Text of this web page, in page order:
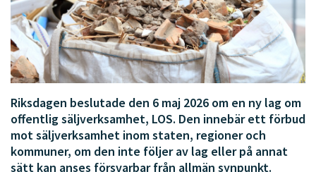
Riksdagen beslutade den 6 maj 2026 om en ny lag om
offentlig säljverksamhet, LOS. Den innebär ett förbud
mot säljverksamhet inom staten, regioner och
kommuner, om den inte följer av lag eller på annat
sätt kan anses försvarbar från allmän synpunkt.